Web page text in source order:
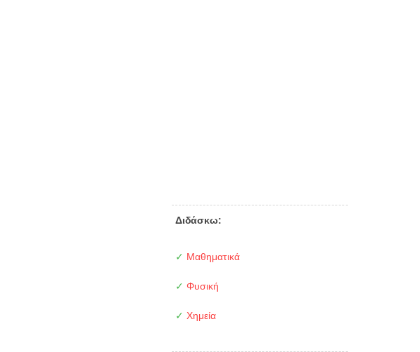
Διδάσκω:
✓ Μαθηματικά
✓ Φυσική
✓ Χημεία